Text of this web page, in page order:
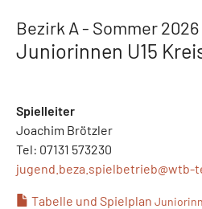
Bezirk A - Sommer 2026
Juniorinnen U15
Spielleiter
Joachim Brötzler
Tel: 07131 573230
jugend.beza.spielbetrieb@wtb-
Tabelle und Spielplan